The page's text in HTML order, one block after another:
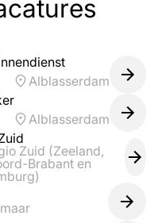
Alblasserdam
Alblasserdam
Zuid (Zeeland,
Brabant en